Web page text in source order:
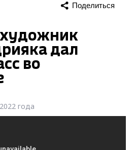
Поделиться
дал
во
года